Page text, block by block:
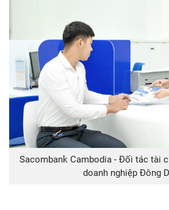
Sacombank Cambodia - Đối tác tài
doanh nghiệp Đông